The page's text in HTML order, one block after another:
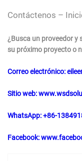
Contáctenos –
¿Busca un proveedor y
su próximo proyecto o
Correo electrónico:
Sitio web:
WhatsApp: +86-
Facebook: